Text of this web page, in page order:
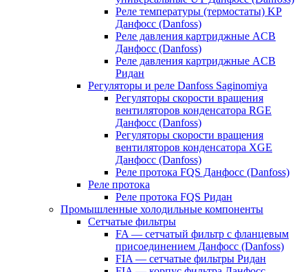
Реле температуры (термостаты) KP
Данфосс (Danfoss)
Реле давления картриджные ACB
Данфосс (Danfoss)
Реле давления картриджные ACB
Ридан
Регуляторы и реле Danfoss Saginomiya
Регуляторы скорости вращения
вентиляторов конденсатора RGE
Данфосс (Danfoss)
Регуляторы скорости вращения
вентиляторов конденсатора XGE
Данфосс (Danfoss)
Реле протока FQS Данфосс (Danfoss)
Реле протока
Реле протока FQS Ридан
Промышленные холодильные компоненты
Сетчатые фильтры
FA — сетчатый фильтр с фланцевым
присоединением Данфосс (Danfoss)
FIA — сетчатые фильтры Ридан